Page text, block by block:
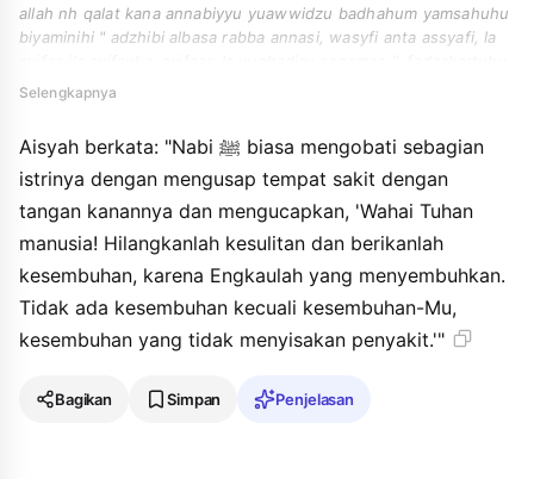
allah nh qalat kana annabiyyu yuawwidzu badhahum yamsahuhu
biyaminihi " adzhibi albasa rabba annasi, wasyfi anta assyafi, la
limanshurin fahaddatsani an ibrahima an masruqin an aisyaha
Selengkapnya
Aisyah berkata: "Nabi ﷺ biasa mengobati sebagian
istrinya dengan mengusap tempat sakit dengan
tangan kanannya dan mengucapkan, 'Wahai Tuhan
manusia! Hilangkanlah kesulitan dan berikanlah
kesembuhan, karena Engkaulah yang menyembuhkan.
Tidak ada kesembuhan kecuali kesembuhan-Mu,
kesembuhan yang tidak menyisakan penyakit.'"
Bagikan Simpan Penjelasan